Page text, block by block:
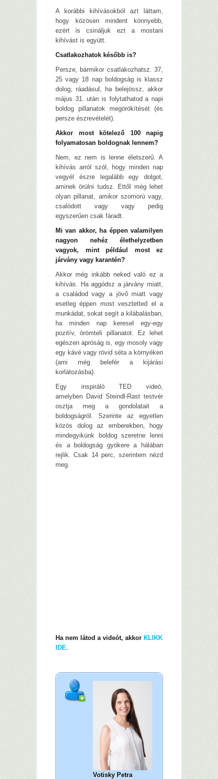
A korábbi kihívásokból azt láttam,
hogy közösen mindent könnyebb,
ezért is csináljuk ezt a mostani
kihívást is együtt.
Csatlakozhatok később is?
Persze, bármikor csatlakozhatsz. 37,
25 vagy 18 nap boldogság is klassz
dolog, ráadásul, ha belejössz, akkor
május 31. után is folytathatod a napi
boldog pillanatok megörökítését (és
persze észrevételét).
Akkor most kötelező 100 napig
folyamatosan boldognak lennem?
Nem, ez nem is lenne életszerű. A
kihívás arról szól, hogy minden nap
vegyél észre legalább egy dolgot,
aminek örülni tudsz. Ettől még lehet
olyan pillanat, amikor szomorú vagy,
csalódott vagy vagy pedig
egyszerűen csak fáradt.
Mi van akkor, ha éppen valamilyen
nagyon nehéz élethelyzetben
vagyok, mint például most ez
járvány vagy karantén?
Akkor még inkább neked való ez a
kihívás. Ha aggódsz a járvány miatt,
a családod vagy a jövő miatt vagy
esetleg éppen most vesztetted el a
munkádat, sokat segít a kilábalásban,
ha minden nap keresel egy-egy
pozitív, örömteli pillanatot. Ez lehet
egészen apróság is, egy mosoly vagy
egy kávé vagy rövid séta a környéken
(ami még belefér a kijárási
korlátozásba).
Egy inspiráló TED videó,
amelyben David Steindl-Rast testvér
osztja meg a gondolatait a
boldogságról. Szerinte az egyetlen
közös dolog az emberekben, hogy
mindegyikünk boldog szeretne lenni
és a boldogság gyökere a hálában
rejlik. Csak 14 perc, szerintem nézd
meg.
Ha nem látod a videót, akkor KLIKK
IDE.
Votisky Petra